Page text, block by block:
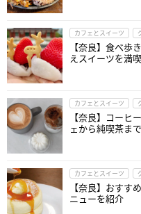
カフェとスイーツ
【奈良】食べ歩
えスイーツを満喫
カフェとスイーツ
【奈良】コーヒ
ェから純喫茶まで
カフェとスイーツ
【奈良】おすす
ニューを紹介